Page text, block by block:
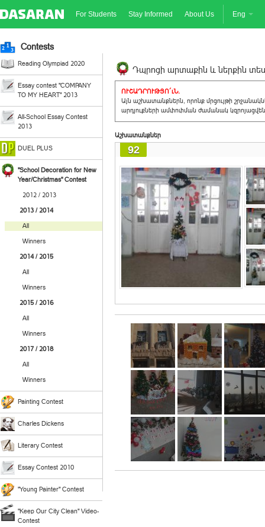
For Students Stay Informed About Us Eng
Contests
Reading Olympiad 2020
Essay contest "COMPANY
TO MY HEART" 2013
All-School Essay Contest
2013
DUEL PLUS
"School Decoration for New
Year/Christmas" Contest
2012 / 2013
2013 / 2014
All
Winners
2014 / 2015
All
Winners
2015 / 2016
All
Winners
2017 / 2018
All
Winners
Painting Contest
Charles Dickens
Literary Contest
Essay Contest 2010
"Young Painter" Contest
"Keep Our City Clean" Video-
Contest
Դպրոցի արտաքին և ներքին
ՈՒՇԱԴՐՈՒԹՅՈ´ւՆ.
Այն աշխատանքներն, որոնք մրցույթի
արդյուքների ամփոփման ժամանակ
Աշխատանքներ
92